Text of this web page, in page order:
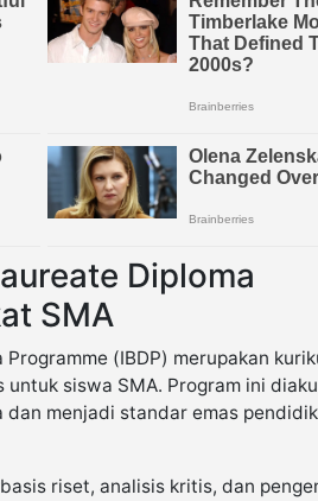
Diploma
SMA
(IBDP) merupakan
siswa SMA. Program ini
menjadi standar emas
riset, analisis kritis, dan